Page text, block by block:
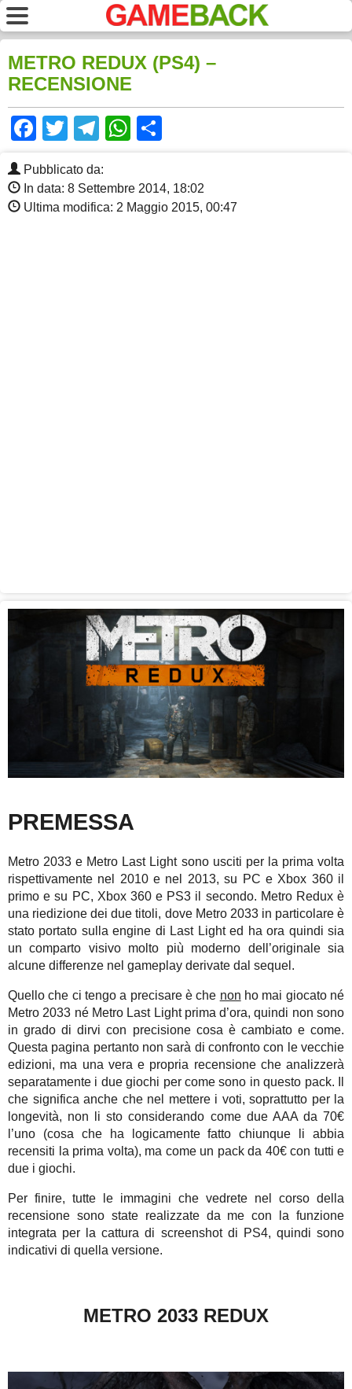
METRO REDUX (PS4) –
RECENSIONE
Facebook
TwitterTelegram
WhatsApp
Pubblicato da:
In data: 8 Settembre 2014, 18:02
Ultima modifica: 2 Maggio 2015, 00:47
PREMESSA
Metro 2033 e Metro Last Light sono usciti per la prima volta
rispettivamente nel 2010 e nel 2013, su PC e Xbox 360 il
primo e su PC, Xbox 360 e PS3 il secondo. Metro Redux è
una riedizione dei due titoli, dove Metro 2033 in particolare è
stato portato sulla engine di Last Light ed ha ora quindi sia
un comparto visivo molto più moderno dell’originale sia
alcune differenze nel gameplay derivate dal sequel.
Quello che ci tengo a precisare è che non ho mai giocato né
Metro 2033 né Metro Last Light prima d’ora, quindi non sono
in grado di dirvi con precisione cosa è cambiato e come.
Questa pagina pertanto non sarà di confronto con le vecchie
edizioni, ma una vera e propria recensione che analizzerà
separatamente i due giochi per come sono in questo pack. Il
che significa anche che nel mettere i voti, soprattutto per la
longevità, non li sto considerando come due AAA da 70€
l’uno (cosa che ha logicamente fatto chiunque li abbia
recensiti la prima volta), ma come un pack da 40€ con tutti e
due i giochi.
Per finire, tutte le immagini che vedrete nel corso della
recensione sono state realizzate da me con la funzione
integrata per la cattura di screenshot di PS4, quindi sono
indicativi di quella versione.
METRO 2033 REDUX